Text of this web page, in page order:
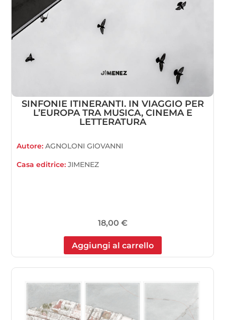
SINFONIE ITINERANTI. IN VIAGGIO PER
L’EUROPA TRA MUSICA, CINEMA E
LETTERATURA
Autore:AGNOLONI GIOVANNI
Casa editrice:JIMENEZ
18,00 €
Aggiungi al carrello